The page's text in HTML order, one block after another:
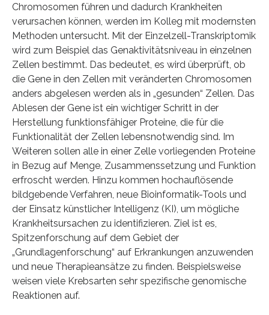
Chromosomen führen und dadurch Krankheiten
verursachen können, werden im Kolleg mit modernsten
Methoden untersucht. Mit der Einzelzell-Transkriptomik
wird zum Beispiel das Genaktivitätsniveau in einzelnen
Zellen bestimmt. Das bedeutet, es wird überprüft, ob
die Gene in den Zellen mit veränderten Chromosomen
anders abgelesen werden als in „gesunden“ Zellen. Das
Ablesen der Gene ist ein wichtiger Schritt in der
Herstellung funktionsfähiger Proteine, die für die
Funktionalität der Zellen lebensnotwendig sind. Im
Weiteren sollen alle in einer Zelle vorliegenden Proteine
in Bezug auf Menge, Zusammenssetzung und Funktion
erfroscht werden. Hinzu kommen hochauflösende
bildgebende Verfahren, neue Bioinformatik-Tools und
der Einsatz künstlicher Intelligenz (KI), um mögliche
Krankheitsursachen zu identifizieren. Ziel ist es,
Spitzenforschung auf dem Gebiet der
„Grundlagenforschung“ auf Erkrankungen anzuwenden
und neue Therapieansätze zu finden. Beispielsweise
weisen viele Krebsarten sehr spezifische genomische
Reaktionen auf.